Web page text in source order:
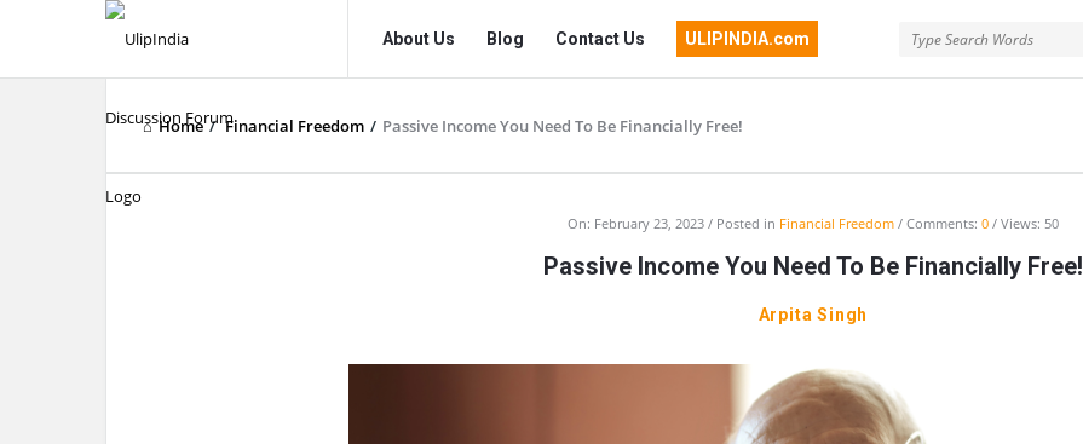
UlipIndia
Discussion
Forum
About Us Blog Contact Us ULIPINDIA.com
Home / Financial Freedom / Passive Income You Need To Be Financially Free!
On: February 23, 2023 Posted in Financial Freedom Comments: 0 Views: 50
Passive Income You Need To Be Financially Free!
Arpita Singh